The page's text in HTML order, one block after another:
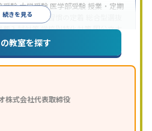
続きを見る
受験大学受験 医学部受験 授業・定期
内申点対策 学習習慣の定着
薦入試対策学校別特化対策国公立大
共通テスト対策
英語・英会話特化
目別特化対策
対応
イン対応1科目から受講可能
教室を探す
株式会社代表取締役